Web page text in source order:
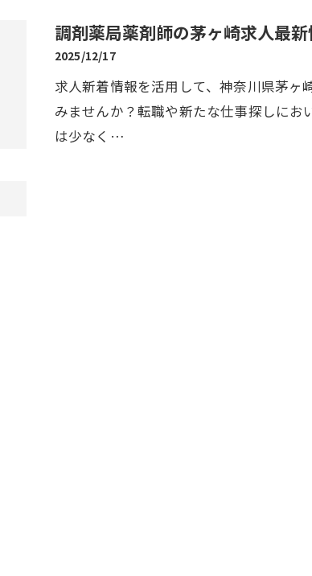
調剤薬局薬剤師の茅ヶ崎求人最
2025/12/17
求人新着情報を活用して、神奈川県茅
みませんか？転職や新たな仕事探しに
は少なく…